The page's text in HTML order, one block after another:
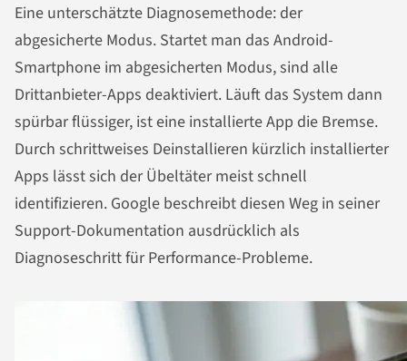
Eine unterschätzte Diagnosemethode: der
abgesicherte Modus. Startet man das Android-
Smartphone im abgesicherten Modus, sind alle
Drittanbieter-Apps deaktiviert. Läuft das System dann
spürbar flüssiger, ist eine installierte App die Bremse.
Durch schrittweises Deinstallieren kürzlich installierter
Apps lässt sich der Übeltäter meist schnell
identifizieren. Google beschreibt diesen Weg in seiner
Support-Dokumentation ausdrücklich als
Diagnoseschritt für Performance-Probleme.